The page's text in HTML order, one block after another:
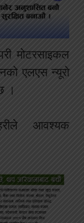
मोटरसाइकल
एलएस न्यूरो
।
आवश्यक